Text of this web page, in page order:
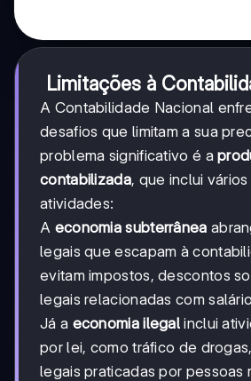
Limitações à
A Contabilidade Nacional
desafios que limitam a sua
problema significativo é a
contabilizada, que inclui
atividades:
A economia subterrânea
legais que escapam à
evitam impostos, descontos
legais relacionadas com
Já a economia ilegal inclui
por lei, como tráfico de
legais praticadas por pessoas